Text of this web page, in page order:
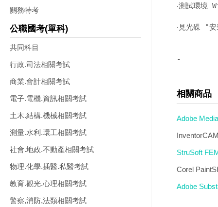
關務特考
公職國考(單科)
共同科目
行政.司法相關考試
商業.會計相關考試
電子.電機.資訊相關考試
土木.結構.機械相關考試
測量.水利.環工相關考試
社會.地政.不動產相關考試
物理.化學.插醫.私醫考試
教育.觀光.心理相關考試
警察,消防,法類相關考試
‧測試環境
‧見光碟 "
-
相關商品
Adobe
StruSoft
Corel
Adobe